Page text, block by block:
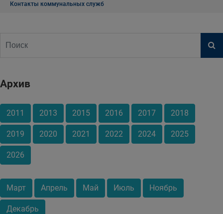
Контакты коммунальных служб
Архив
2011 2013 2015 2016 2017 2018
2019 2020 2021 2022 2024 2025
2026
Март Апрель Май Июль Ноябрь
Декабрь